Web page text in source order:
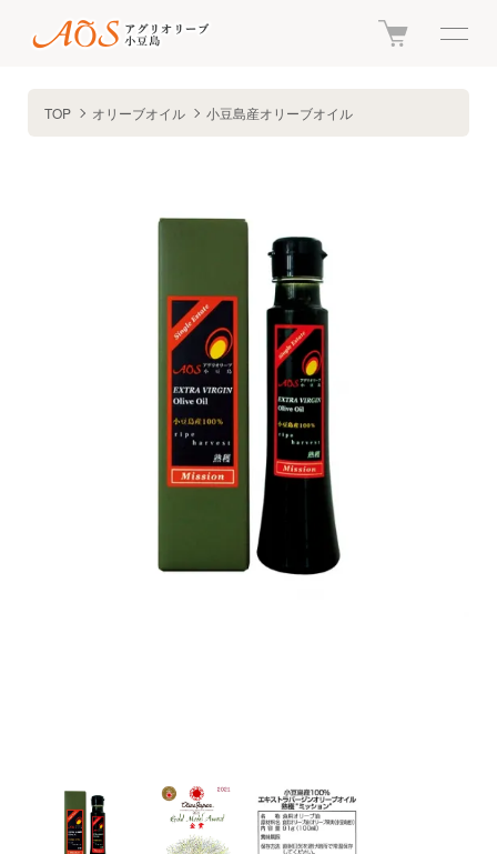
TOP オリーブオイル 小豆島産オリーブオイル